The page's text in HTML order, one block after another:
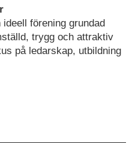
förening grundad
trygg och attraktiv
på ledarskap, utbildning